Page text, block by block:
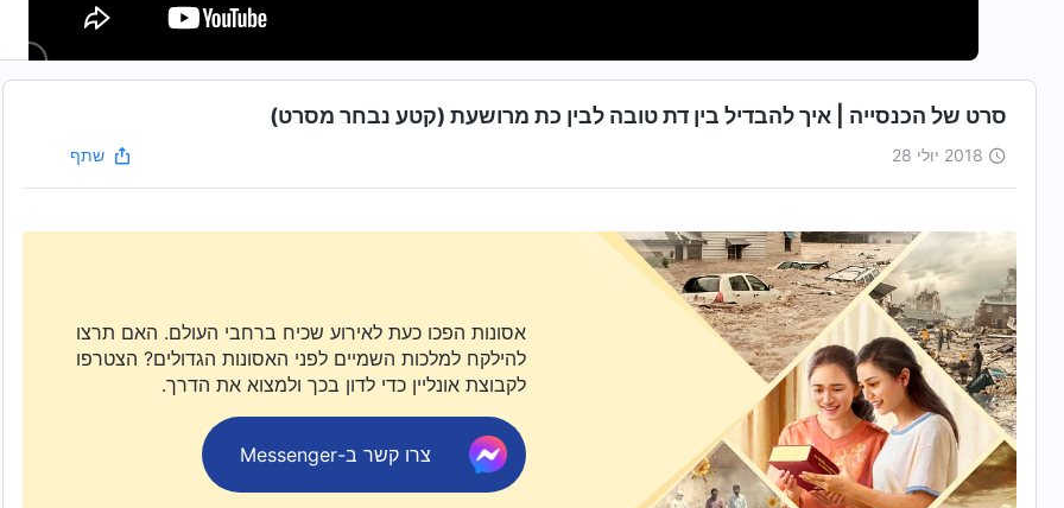
סרט של הכנסייה | איך להבדיל בין דת טובה לבין כת מרושעת (קטע נבחר מסרט)
2018 יולי 28 שתף
אסונות הפכו כעת לאירוע שכיח ברחבי העולם. האם תרצו
להילקח למלכות השמיים לפני האסונות הגדולים? הצטרפו
לקבוצת אונליין כדי לדון בכך ולמצוא את הדרך.
צרו קשר ב-Messenger